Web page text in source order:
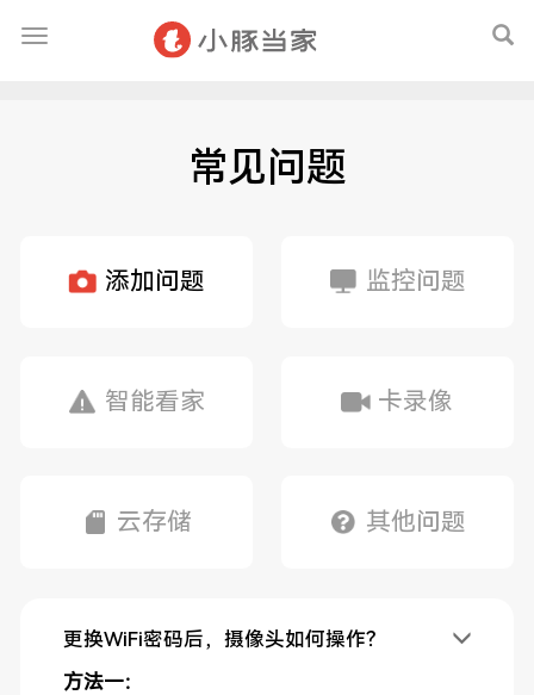
常见问题
添加问题 监控问题
智能看家 卡录像
云存储 其他问题
更换WiFi密码后，摄像头如何操作？
方法一：